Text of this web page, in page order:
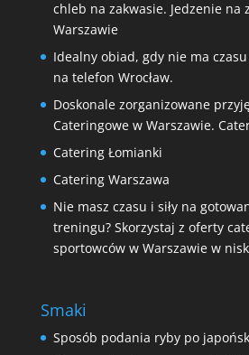
chleb na zakwasie. Jedzenie na
Warszawie
Idealny obiad, gdy nie ma
na telefon Wrocław.
Doskonale zorganizowane
Cateringowe w Warszawie.
Catering Łomianki
Catering Warszawa
Nie masz czasu i siły na
treningu? Skorzystaj z oferty
sportowców w Warszawie w
Smaki
Sposób podania ryby po